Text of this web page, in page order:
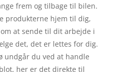
frem og tilbage til bilen.
produkterne hjem til dig,
at sende til dit arbejde i
det, det er lettes for dig.
undgår du ved at handle
her er det direkte til